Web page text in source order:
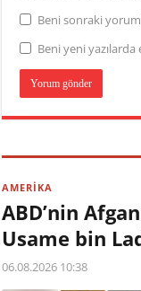
Beni sonraki
Beni yeni
AMERİKA
ABD’nin
Usame bin
06.08.2026 10:38